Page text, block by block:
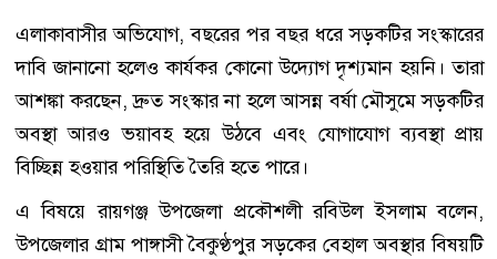
এলাকাবাসীর অভিযোগ, বছরের পর বছর ধরে সড়কটির সংস্কারের
দাবি জানানো হলেও কার্যকর কোনো উদ্যোগ দৃশ্যমান হয়নি। তারা
আশঙ্কা করছেন, দ্রুত সংস্কার না হলে আসন্ন বর্ষা মৌসুমে সড়কটির
অবস্থা আরও ভয়াবহ হয়ে উঠবে এবং যোগাযোগ ব্যবস্থা প্রায়
বিচ্ছিন্ন হওয়ার পরিস্থিতি তৈরি হতে পারে।
এ বিষয়ে রায়গঞ্জ উপজেলা প্রকৌশলী রবিউল ইসলাম বলেন,
উপজেলার গ্রাম পাঙ্গাসী বৈকুণ্ঠপুর সড়কের বেহাল অবস্থার বিষয়টি